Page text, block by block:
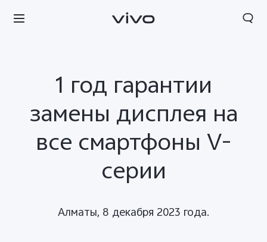
1 год гарантии
замены дисплея на
все смартфоны V-
серии
Алматы, 8 декабря 2023 года.